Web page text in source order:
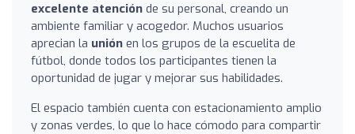
excelente atención de su personal, creando un
ambiente familiar y acogedor. Muchos usuarios
aprecian la unión en los grupos de la escuelita de
fútbol, donde todos los participantes tienen la
oportunidad de jugar y mejorar sus habilidades.
El espacio también cuenta con estacionamiento amplio
y zonas verdes, lo que lo hace cómodo para compartir